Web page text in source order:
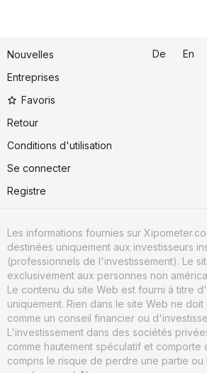
Nouvelles
Entreprises
Favoris
Retour
Conditions d'utilisation
Se connecter
Registre
De En
Les informations fournies sur
destinées uniquement aux investisseurs
(professionnels de l'investissement). Le
exclusivement aux personnes non
Le contenu du site Web est fourni à titre
uniquement. Rien dans le site Web ne
comme un conseil financier ou
L'investissement dans des sociétés
comme hautement spéculatif et comporte
compris le risque de perdre une partie ou